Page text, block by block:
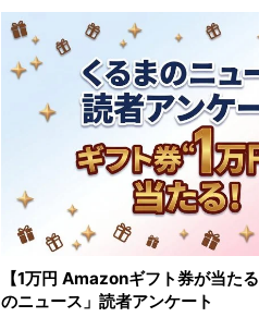
【1万円 Amazonギフト券が当た
のニュース」読者アンケート